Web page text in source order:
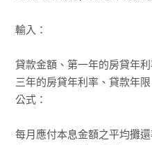
輸入：
貸款金額、第一年的房貸年
三年的房貸年利率、貸款年
公式：
每月應付本息金額之平均攤